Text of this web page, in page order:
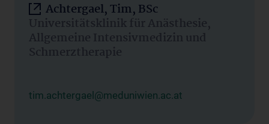
Achtergael, Tim, BSc
Universitätsklinik für Anästhesie,
Allgemeine Intensivmedizin und
Schmerztherapie
tim.achtergael@meduniwien.ac.at